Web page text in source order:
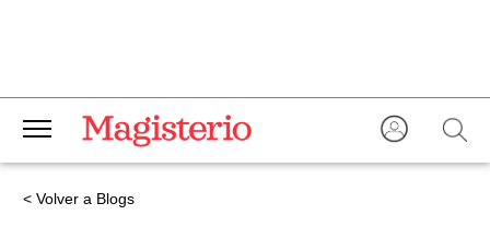
< Volver a Blogs